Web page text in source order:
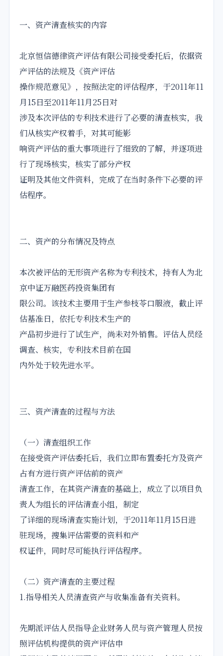
一、资产清查核实的内容
北京恒信德律资产评估有限公司接受委托后，依据资
产评估的法规及《资产评估
操作规范意见》，按照法定的评估程序，于2011年11
月15日至2011年11月25日对
涉及本次评估的专利技术进行了必要的清查核实，我
们从核实产权着手，对其可能影
响资产评估的重大事项进行了细致的了解，并逐项进
行了现场核实，核实了部分产权
证明及其他文件资料，完成了在当时条件下必要的评
估程序。
二、资产的分布情况及特点
本次被评估的无形资产名称为专利技术，持有人为北
京中证万融医药投资集团有
限公司。该技术主要用于生产参枝苓口服液，截止评
估基准日，依托专利技术生产的
产品初步进行了试生产，尚未对外销售。评估人员经
调查、核实，专利技术目前在国
内外处于较先进水平。
三、资产清查的过程与方法
（一）清查组织工作
在接受资产评估委托后，我们立即布置委托方及资产
占有方进行资产评估前的资产
清查工作，在其资产清查的基础上，成立了以项目负
责人为组长的评估清查小组，制定
了详细的现场清查实施计划，于2011年11月15日进
驻现场，搜集评估需要的资料和产
权证件，同时尽可能执行评估程序。
（二）资产清查的主要过程
1.指导相关人员清查资产与收集准备有关资料。
先期派评估人员指导企业财务人员与资产管理人员按
照评估机构提供的资产评估申